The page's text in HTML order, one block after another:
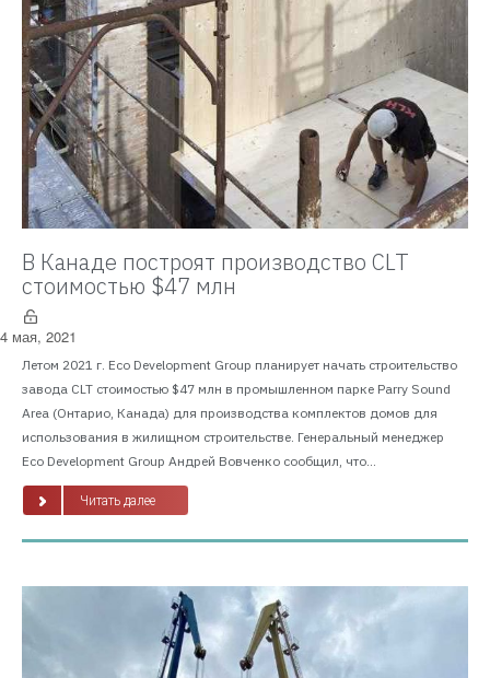
В Канаде построят производство CLT
стоимостью $47 млн
4 мая, 2021
Летом 2021 г. Eco Development Group планирует начать строительство
завода CLT стоимостью $47 млн в промышленном парке Parry Sound
Area (Онтарио, Канада) для производства комплектов домов для
использования в жилищном строительстве. Генеральный менеджер
Eco Development Group Андрей Вовченко сообщил, что...
Читать далее